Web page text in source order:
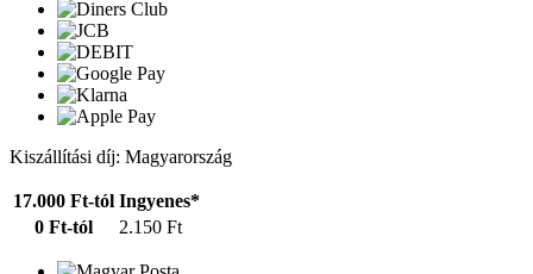
Kiszállítási díj: Magyarország
17.000 Ft-tól Ingyenes*
0 Ft-tól
2.150 Ft